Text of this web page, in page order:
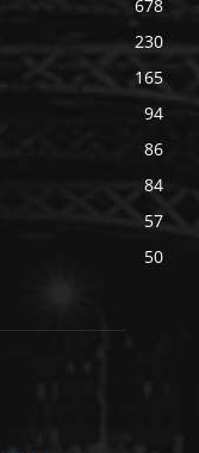
678
230
165
94
86
84
57
50